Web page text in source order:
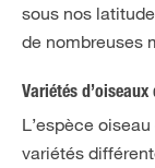
sous nos
de nombreuses
Variétés
L’espèce
variétés